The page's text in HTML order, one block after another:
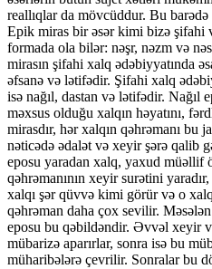
reallıqlar da mövcüddur. Bu barədə
Epik miras bir əsər kimi bizə şifahi
formada ola bilər: nəşr, nəzm və
mirasın şifahi xalq ədəbiyyatında
əfsanə və lətifədir. Şifahi xalq
isə nağıl, dastan və lətifədir. Nağıl
məxsus olduğu xalqın həyatını,
mirasdır, hər xalqın qəhrəmanı bu
nəticədə ədalət və xeyir şərə qalib
eposu yaradan xalq, yaxud müəllif
qəhrəmanının xeyir surətini
xalqı şər qüvvə kimi görür və o
qəhrəman daha çox sevilir.
eposu bu qəbildəndir. Əvvəl xeyir
mübarizə aparırlar, sonra isə bu
müharibələrə çevrilir. Sonralar bu